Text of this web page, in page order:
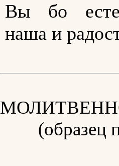
Вы бо
наша и
(образец